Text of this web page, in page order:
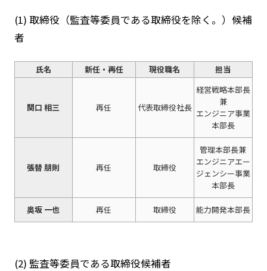
(1) 取締役（監査等委員である取締役を除く。）候補
者
氏名 新任・再任 現役職名 担当
関口 相三 再任 代表取締役社長
経営戦略本部長
兼
エンジニア事業
本部長
張替 朋則 再任 取締役
管理本部長兼
エンジニアエー
ジェンシー事業
本部長
奥坂 一也 再任 取締役 能力開発本部長
(2) 監査等委員である取締役候補者